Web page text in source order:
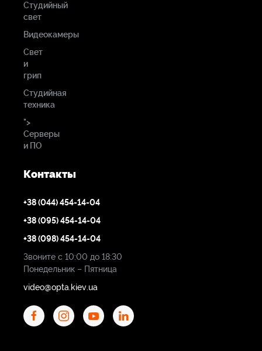
Студийный
свет
Видеокамеры
Свет
и
грип
Студийная
техника
">
Серверы
и ПО
Контакты
+38 (044) 454-14-04
+38 (095) 454-14-04
+38 (098) 454-14-04
Звоните с 10:00 до 18:30
Понедельник – Пятница
video@opta.kiev.ua